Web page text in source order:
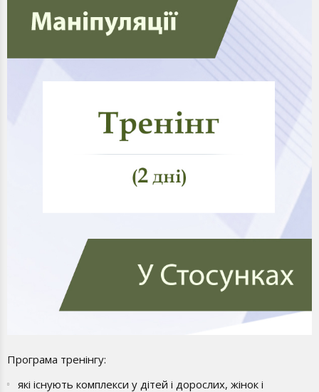
Програма тренінгу:
які існують комплекси у дітей і дорослих, жінок і